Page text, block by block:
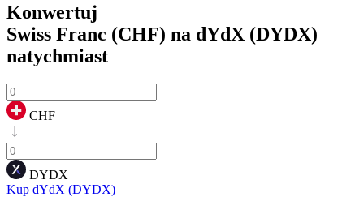
Konwertuj
Swiss Franc (CHF) na dYdX (DYDX)
natychmiast
CHF
DYDX
Kup dYdX (DYDX)